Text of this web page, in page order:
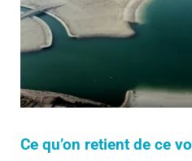
Ce qu’on retient de ce